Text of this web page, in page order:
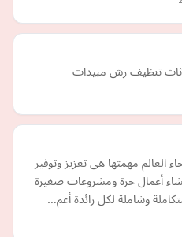
اثاث تنظيف رش مبيدات
العالم مهمتها هى تعزيز وتوفير
أعمال حرة ومشروعات صغيرة
وشاملة لكل رائدة أعم…